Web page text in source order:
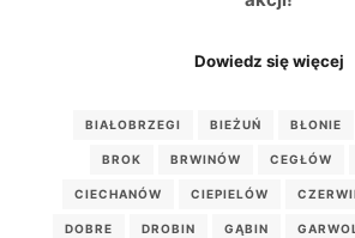
Dowiedz się więcej
BIAŁOBRZEGI BIEŻUŃ BŁONIE
BROK BRWINÓW CEGŁÓW
CIECHANÓW CIEPIELÓW
DOBRE DROBIN GĄBIN